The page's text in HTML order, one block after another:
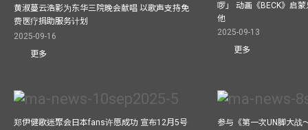
黄淑蔓云浩影为东华三院晚会献唱 以歌声支持免
费医疗捐助服务计划
2025-09-16
更多
啰」 动画《BECK》启
他
2025-09-13
更多
郑伊健歌迷聚会日本fans许愿成功 宣布12月5号
参与《第一次UN脚大战